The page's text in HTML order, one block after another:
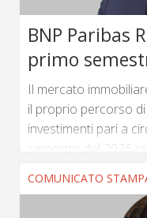
BNP Paribas
primo
Il mercato
il proprio percorso
investimenti pari a
semestre del 2026
confermando per il
positivo. Il dato
COMUNICATO